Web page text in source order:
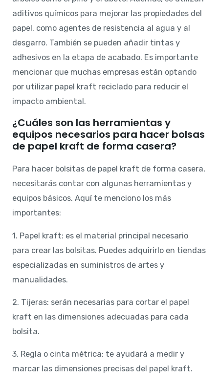
aditivos químicos para mejorar las propiedades del
papel, como agentes de resistencia al agua y al
desgarro. También se pueden añadir tintas y
adhesivos en la etapa de acabado. Es importante
mencionar que muchas empresas están optando
por utilizar papel kraft reciclado para reducir el
impacto ambiental.
¿Cuáles son las herramientas y
equipos necesarios para hacer bolsas
de papel kraft de forma casera?
Para hacer bolsitas de papel kraft de forma casera,
necesitarás contar con algunas herramientas y
equipos básicos. Aquí te menciono los más
importantes:
1. Papel kraft: es el material principal necesario
para crear las bolsitas. Puedes adquirirlo en tiendas
especializadas en suministros de artes y
manualidades.
2. Tijeras: serán necesarias para cortar el papel
kraft en las dimensiones adecuadas para cada
bolsita.
3. Regla o cinta métrica: te ayudará a medir y
marcar las dimensiones precisas del papel kraft.